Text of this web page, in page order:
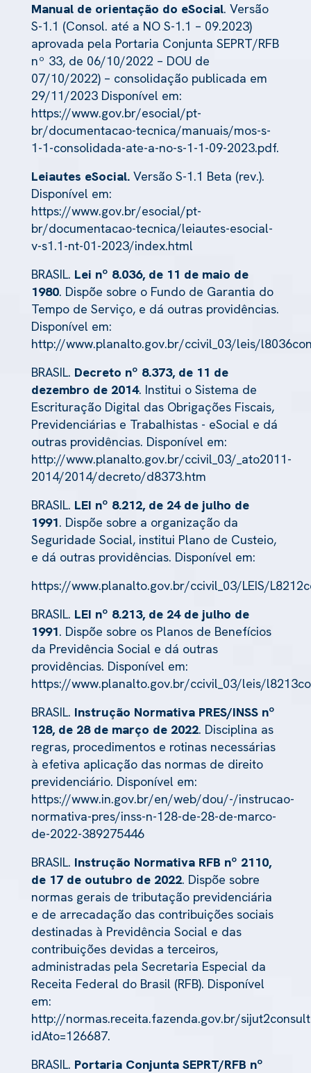
Manual de orientação do eSocial. Versão
S-1.1 (Consol. até a NO S-1.1 – 09.2023)
aprovada pela Portaria Conjunta SEPRT/RFB
nº 33, de 06/10/2022 – DOU de
07/10/2022) – consolidação publicada em
29/11/2023 Disponível em:
https://www.gov.br/esocial/pt-
br/documentacao-tecnica/manuais/mos-s-
1-1-consolidada-ate-a-no-s-1-1-09-2023.pdf.
Leiautes eSocial.Versão S-1.1 Beta (rev.).
Disponível em:
https://www.gov.br/esocial/pt-
br/documentacao-tecnica/leiautes-esocial-
v-s1.1-nt-01-2023/index.html
BRASIL. Lei nº 8.036, de 11 de maio de
1980. Dispõe sobre o Fundo de Garantia do
Tempo de Serviço, e dá outras providências.
Disponível em:
http://www.planalto.gov.br/ccivil_03/leis/
BRASIL. Decreto nº 8.373, de 11 de
dezembro de 2014. Institui o Sistema de
Escrituração Digital das Obrigações Fiscais,
Previdenciárias e Trabalhistas - eSocial e dá
outras providências. Disponível em:
http://www.planalto.gov.br/ccivil_03/_ato2011-
2014/2014/decreto/d8373.htm
BRASIL. LEI nº 8.212, de 24 de julho de
1991. Dispõe sobre a organização da
Seguridade Social, institui Plano de Custeio,
e dá outras providências. Disponível em:
https://www.planalto.gov.br/ccivil_03/LEIS/
BRASIL. LEI nº 8.213, de 24 de julho de
1991. Dispõe sobre os Planos de Benefícios
da Previdência Social e dá outras
providências. Disponível em:
https://www.planalto.gov.br/ccivil_03/leis/
BRASIL. Instrução Normativa PRES/INSS nº
128, de 28 de março de 2022. Disciplina as
regras, procedimentos e rotinas necessárias
à efetiva aplicação das normas de direito
previdenciário. Disponível em:
https://www.in.gov.br/en/web/dou/-/instrucao-
normativa-pres/inss-n-128-de-28-de-marco-
de-2022-389275446
BRASIL. Instrução Normativa RFB nº 2110,
de 17 de outubro de 2022. Dispõe sobre
normas gerais de tributação previdenciária
e de arrecadação das contribuições sociais
destinadas à Previdência Social e das
contribuições devidas a terceiros,
administradas pela Secretaria Especial da
Receita Federal do Brasil (RFB). Disponível
em:
http://normas.receita.fazenda.gov.br/
idAto=126687.
BRASIL. Portaria Conjunta SEPRT/RFB nº